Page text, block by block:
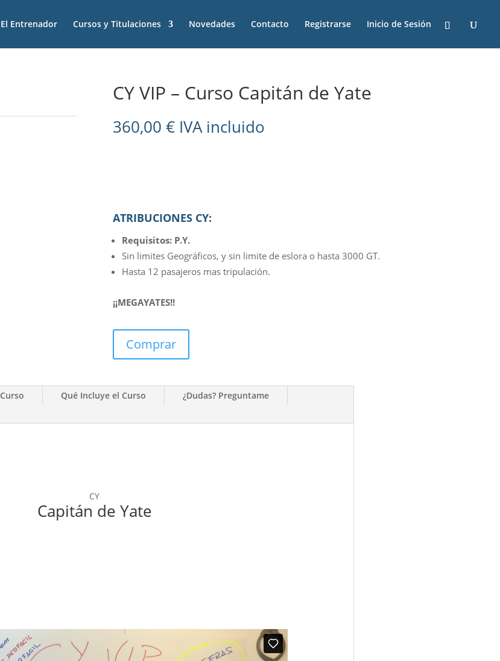
El Entrenador Cursos y Titulaciones Novedades Contacto Registrarse Inicio de Sesión
CY VIP – Curso Capitán de Yate
360,00 € IVA incluido
ATRIBUCIONES CY:
Requisitos: P.Y.
Sin limites Geográficos, y sin limite de eslora o hasta 3000 GT.
Hasta 12 pasajeros mas tripulación.
¡¡MEGAYATES!!
Comprar
Qué Incluye el Curso
¿Dudas? Preguntame
CY
Capitán de Yate